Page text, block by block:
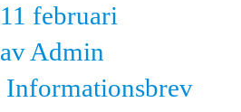
11 februari
av Admin
Informationsbrev